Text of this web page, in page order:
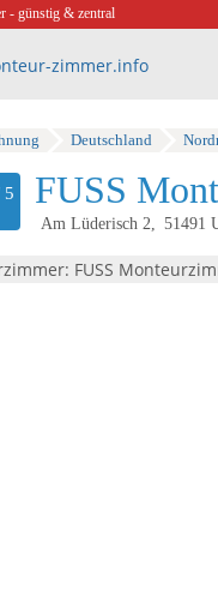
- günstig & zentral
Deutschland
FUSS
Am Lüderisch 2 51491